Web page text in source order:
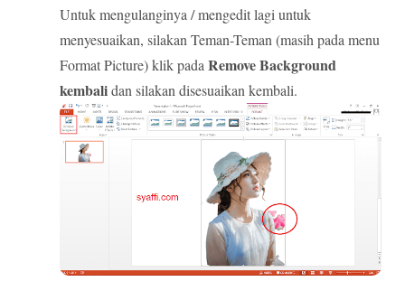
Untuk mengulanginya / mengedit lagi untuk
menyesuaikan, silakan Teman-Teman (masih pada menu
Format Picture) klik padaRemove Background
kembalidan silakan disesuaikan kembali.